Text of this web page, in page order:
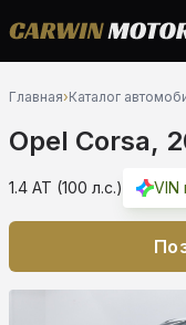
Главная›Каталог
Opel Corsa,
1.4 AT (100 л.с.) VIN